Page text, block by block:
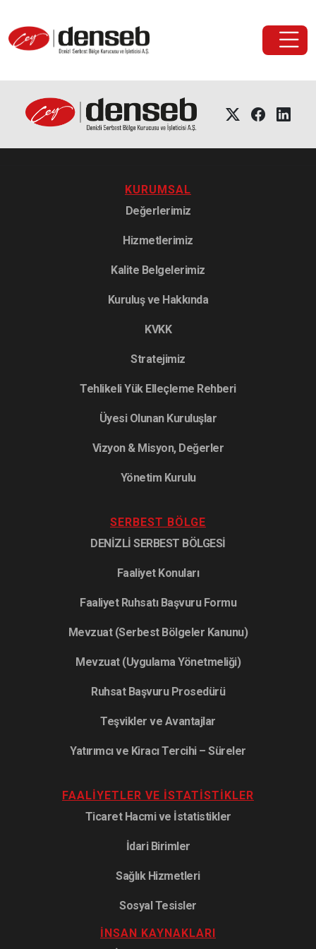
KURUMSAL
Değerlerimiz
Hizmetlerimiz
Kalite Belgelerimiz
Kuruluş ve Hakkında
KVKK
Stratejimiz
Tehlikeli Yük Elleçleme Rehberi
Üyesi Olunan Kuruluşlar
Vizyon & Misyon, Değerler
Yönetim Kurulu
SERBEST BÖLGE
DENİZLİ SERBEST BÖLGESİ
Faaliyet Konuları
Faaliyet Ruhsatı Başvuru Formu
Mevzuat (Serbest Bölgeler Kanunu)
Mevzuat (Uygulama Yönetmeliği)
Ruhsat Başvuru Prosedürü
Teşvikler ve Avantajlar
Yatırımcı ve Kiracı Tercihi – Süreler
FAALIYETLER VE İSTATISTIKLER
Ticaret Hacmi ve İstatistikler
İdari Birimler
Sağlık Hizmetleri
Sosyal Tesisler
İNSAN KAYNAKLARI